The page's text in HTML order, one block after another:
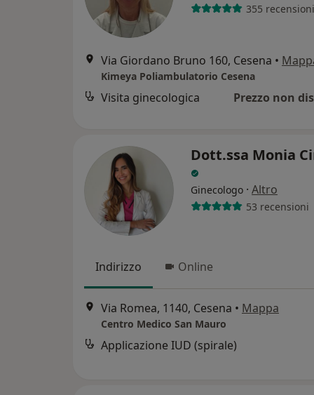
355 recensioni
Via Giordano Bruno 160, Cesena •
Kimeya Poliambulatorio Cesena
Visita ginecologica Prezzo non
Dott.ssa Monia
Ginecologo · Altro
53 recensioni
Indirizzo Online
Via Romea, 1140, Cesena • Mappa
Centro Medico San Mauro
Applicazione IUD (spirale)